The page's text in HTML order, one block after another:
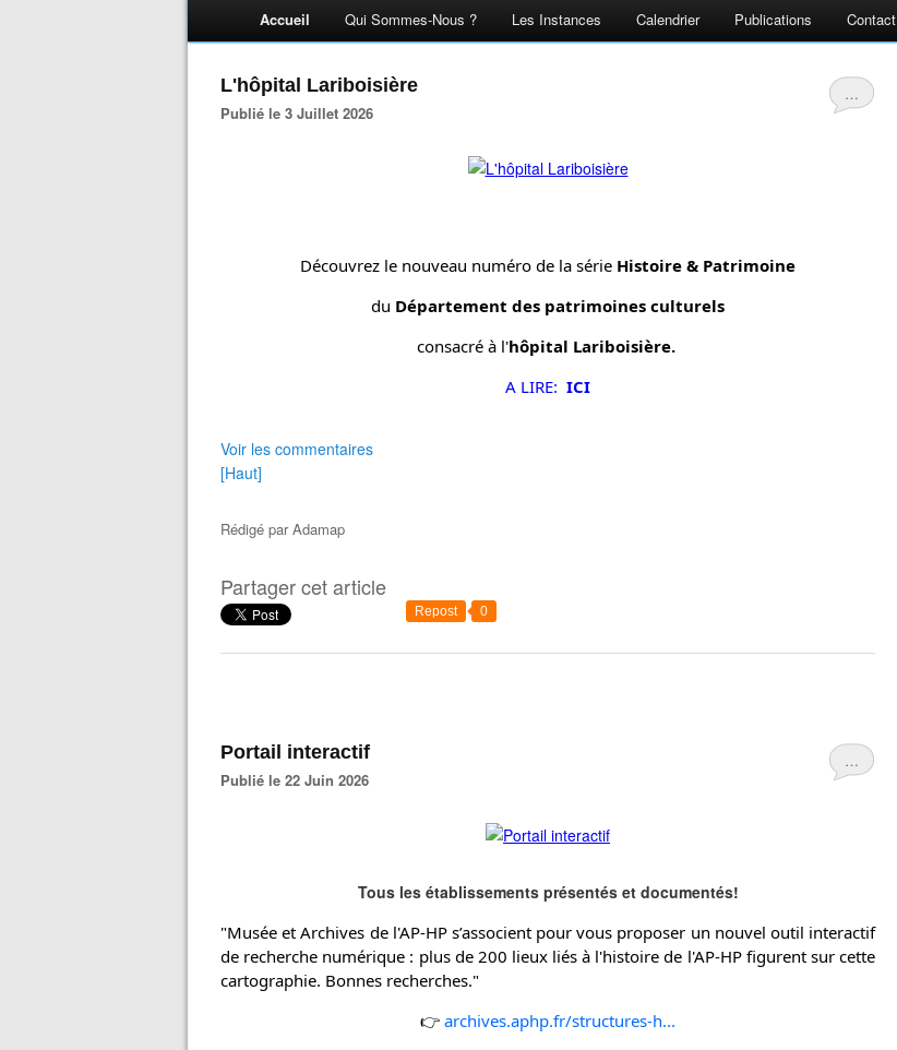
Accueil Qui Sommes-Nous ? Les Instances Calendrier Publications Contact
…
L'hôpital Lariboisière
Publié le 3 Juillet 2026
Découvrez le nouveau numéro de la série Histoire & Patrimoine
du Département des patrimoines culturels
consacré à l'hôpital Lariboisière.
A LIRE: ICI
Voir les commentaires
[Haut]
Rédigé parAdamap
Partager cet article
Repost 0
…
Portail interactif
Publié le 22 Juin 2026
Tous les établissements présentés et documentés!
"Musée et Archives de l'AP-HP s’associent pour vous proposer un nouvel outil interactif
de recherche numérique : plus de 200 lieux liés à l'histoire de l'AP-HP figurent sur cette
cartographie. Bonnes recherches."
👉 archives.aphp.fr/structures-h...